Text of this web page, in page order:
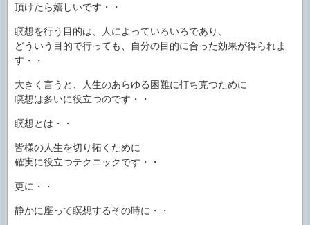
頂けたら嬉しいです・・
瞑想を行う目的は、人によっていろいろであり、
どういう目的で行っても、自分の目的に合った効果が得られま
す・・
大きく言うと、人生のあらゆる困難に打ち克つために
瞑想は多いに役立つのです・・
瞑想とは・・
皆様の人生を切り拓くために
確実に役立つテクニックです・・
更に・・
静かに座って瞑想するその時に・・